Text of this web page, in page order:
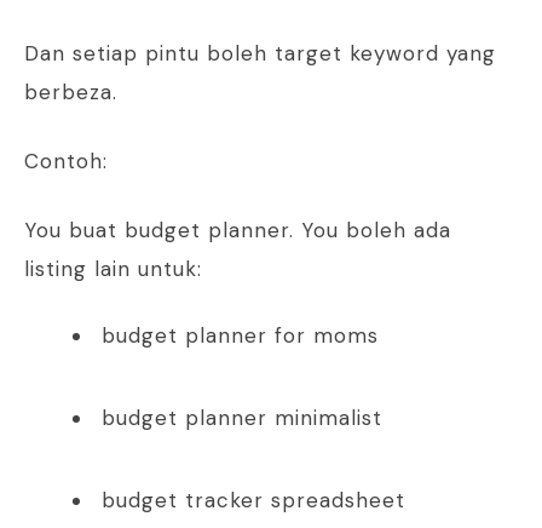
Dan setiap pintu boleh target keyword yang
berbeza.
Contoh:
You buat budget planner. You boleh ada
listing lain untuk:
budget planner for moms
budget planner minimalist
budget tracker spreadsheet